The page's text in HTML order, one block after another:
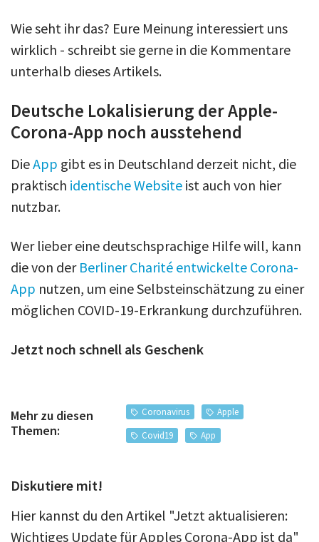
Wie seht ihr das? Eure Meinung interessiert uns
wirklich - schreibt sie gerne in die Kommentare
unterhalb dieses Artikels.
Deutsche Lokalisierung der Apple-
Corona-App noch ausstehend
DieApp gibt es in Deutschland derzeit nicht, die
praktisch identische Website ist auch von hier
nutzbar.
Wer lieber eine deutschsprachige Hilfe will, kann
die von der Berliner Charité entwickelte Corona-
App nutzen, um eine Selbsteinschätzung zu einer
möglichen COVID-19-Erkrankung durchzuführen.
Jetzt noch schnell als Geschenk
Mehr zu diesen
Themen:
Coronavirus
Apple
Covid19
App
Diskutiere mit!
Hier kannst du den Artikel "Jetzt aktualisieren:
Wichtiges Update für Apples Corona-App ist da"